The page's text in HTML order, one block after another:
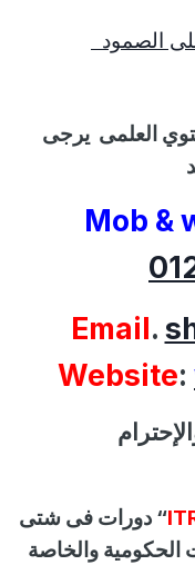
الصمود
العلمى يرجى
Mob &
Email.
Website
“ دورات فى شتى
الحكومية والخاصة